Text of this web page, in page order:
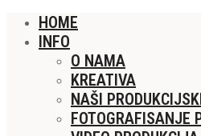
HOME
INFO
O NAMA
KREATIVA
NAŠI
FOTOGRAFISANJE